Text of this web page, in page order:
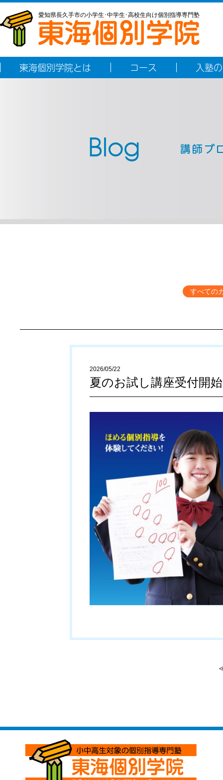
愛知県長久手市の小学生･中学生･高校生向け個別指導専門塾
東海個別学院とは コース 入塾
すべての
2026/05/22
夏のお試し講座受付開始